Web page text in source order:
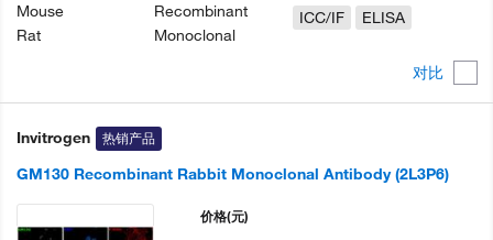
对比
Mouse
Rat
Recombinant
Monoclonal
ICC/IF
ELISA
Invitrogen 热销产品
GM130 Recombinant Rabbit Monoclonal Antibody (2L3P6)
价格(元)